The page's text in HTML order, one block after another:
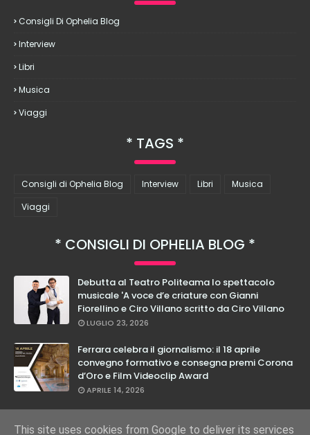
Consigli Di Ophelia Blog
Interview
Libri
Musica
Viaggi
TAGS
Consigli di Ophelia Blog Interview Libri
Musica
Viaggi
CONSIGLI DI OPHELIA BLOG
Debutta al Teatro Politeama lo spettacolo
musicale 'A voce d’e criature con Gianni
Fiorellino e Ciro Villano scritto da Ciro Villano
LUGLIO 23, 2026
Ferrara celebra il giornalismo: il 18 aprile
convegno formativo e consegna premi Corona
d’Oro e Film Videoclip Award
APRILE 14, 2026
con il suo nuovo spettacolo "E Loro Lo Sanno"
This site uses cookies from Google to deliver its services